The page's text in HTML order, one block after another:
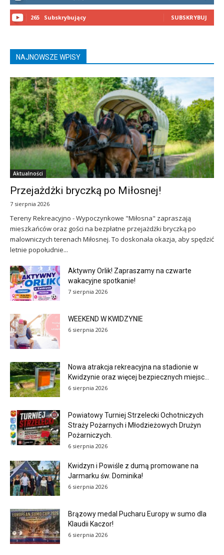
265 Subskrybujący SUBSKRYBUJ
NAJNOWSZE WPISY
Aktualności
Przejażdżki bryczką po Miłosnej!
7 sierpnia 2026
Tereny Rekreacyjno - Wypoczynkowe "Miłosna" zapraszają
mieszkańców oraz gości na bezpłatne przejażdżki bryczką po
malowniczych terenach Miłosnej. To doskonała okazja, aby spędzić
letnie popołudnie...
Aktywny Orlik! Zapraszamy na czwarte
wakacyjne spotkanie!
7 sierpnia 2026
WEEKEND W KWIDZYNIE
6 sierpnia 2026
Nowa atrakcja rekreacyjna na stadionie w
Kwidzynie oraz więcej bezpiecznych miejsc...
6 sierpnia 2026
Powiatowy Turniej Strzelecki Ochotniczych
Straży Pożarnych i Młodzieżowych Drużyn
Pożarniczych.
6 sierpnia 2026
Kwidzyn i Powiśle z dumą promowane na
Jarmarku św. Dominika!
6 sierpnia 2026
Brązowy medal Pucharu Europy w sumo dla
Klaudii Kaczor!
6 sierpnia 2026